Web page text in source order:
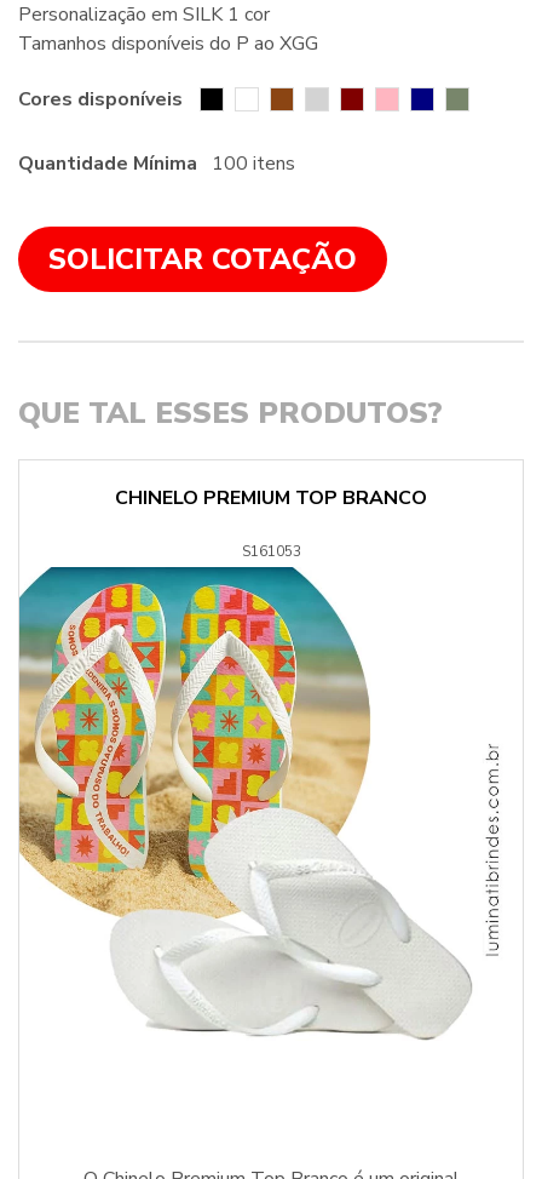
Personalização em SILK 1 cor
Tamanhos disponíveis do P ao XGG
Cores disponíveis
Quantidade Mínima 100 itens
SOLICITAR COTAÇÃO
QUE TAL ESSES PRODUTOS?
CHINELO PREMIUM TOP BRANCO
S161053